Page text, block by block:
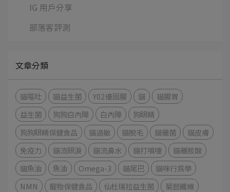
IG 用戶分享
部落客評測
文章分類
貓嘔吐 貓益生菌 Y02優固腸 貓
貓腸胃
益生菌
狗狗白內障 白內障
狗眼睛
狗狗眼睛保健食品
貓過敏 貓脫毛 貓黴菌
貓皮膚
免疫力
貓流眼淚 貓流鼻水 貓打噴嚏
貓離胺酸
貓魚油
魚油 Omega-3 貓尾巴
貓咪行為學
NMN
寵物保健食品 仙杜瑞拉益生菌
菊苣纖維